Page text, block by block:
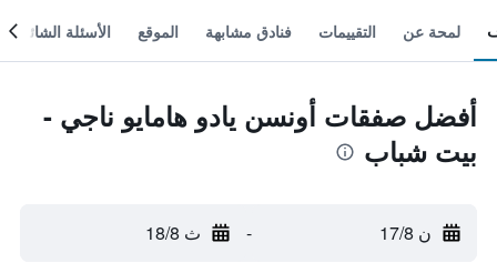
لمحة عن التقييمات فنادق مشابهة الموقع الأسئلة الشائعة
أفضل صفقات أونسن يادو هامايو ناجي -
بيت شباب
ن 17/8 - ث 18/8